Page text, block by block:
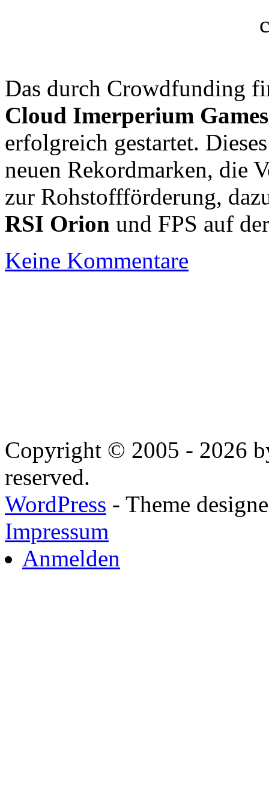
Das durch Crowdfunding
Cloud Imerperium Games
erfolgreich gestartet.
neuen Rekordmarken, die
zur Rohstoffförderung,
RSI Orion und FPS auf
Keine Kommentare
Copyright © 2005 - 2026
reserved.
WordPress - Theme
Impressum
Anmelden